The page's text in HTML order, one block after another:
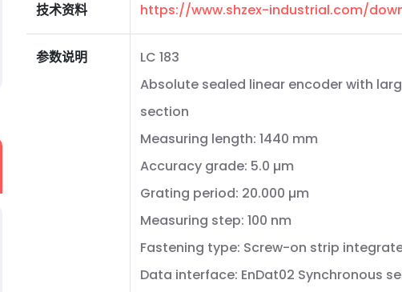
技术资料 https://www.shzex-industrial.com/
参数说明
LC 183
Absolute sealed linear encoder with
section
Measuring length: 1440 mm
Accuracy grade: 5.0 µm
Grating period: 20.000 µm
Measuring step: 100 nm
Fastening type: Screw-on strip
Data interface: EnDat02 Synchronous